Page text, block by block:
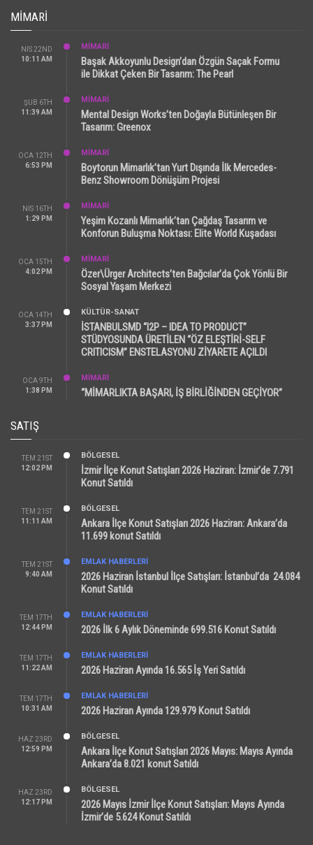
MIMARI
NIS 22ND
10:11 AM
MİMARİ
Başak Akkoyunlu Design’dan Özgün Saçak Formu
ile Dikkat Çeken Bir Tasarım: The Pearl
ŞUB 6TH
11:39 AM
MİMARİ
Mental Design Works’ten Doğayla Bütünleşen Bir
Tasarım: Greenox
OCA 12TH
6:53 PM
MİMARİ
Boytorun Mimarlık’tan Yurt Dışında İlk Mercedes-
Benz Showroom Dönüşüm Projesi
NIS 16TH
1:29 PM
MİMARİ
Yeşim Kozanlı Mimarlık’tan Çağdaş Tasarım ve
Konforun Buluşma Noktası: Elite World Kuşadası
OCA 15TH
4:02 PM
MİMARİ
Özer\Ürger Architects’ten Bağcılar’da Çok Yönlü Bir
Sosyal Yaşam Merkezi
OCA 14TH
3:37 PM
KÜLTÜR-SANAT
İSTANBULSMD “I2P – IDEA TO PRODUCT”
STÜDYOSUNDA ÜRETİLEN “ÖZ ELEŞTİRİ-SELF
CRITICISM” ENSTELASYONU ZİYARETE AÇILDI
OCA 9TH
1:38 PM
MİMARİ
“MİMARLIKTA BAŞARI, İŞ BİRLİĞİNDEN GEÇİYOR”
SATIŞ
TEM 21ST
12:02 PM
BÖLGESEL
İzmir İlçe Konut Satışları 2026 Haziran: İzmir’de 7.791
Konut Satıldı
TEM 21ST
11:11 AM
BÖLGESEL
Ankara İlçe Konut Satışları 2026 Haziran: Ankara’da
11.699 konut Satıldı
TEM 21ST
9:40 AM
EMLAK HABERLERI
2026 Haziran İstanbul İlçe Satışları: İstanbul’da 24.084
Konut Satıldı
TEM 17TH
12:44 PM
EMLAK HABERLERI
2026 İlk 6 Aylık Döneminde 699.516 Konut Satıldı
TEM 17TH
11:22 AM
EMLAK HABERLERI
2026 Haziran Ayında 16.565 İş Yeri Satıldı
TEM 17TH
10:31 AM
EMLAK HABERLERI
2026 Haziran Ayında 129.979 Konut Satıldı
HAZ 23RD
12:59 PM
BÖLGESEL
Ankara İlçe Konut Satışları 2026 Mayıs: Mayıs Ayında
Ankara’da 8.021 konut Satıldı
HAZ 23RD
12:17 PM
BÖLGESEL
2026 Mayıs İzmir İlçe Konut Satışları: Mayıs Ayında
İzmir’de 5.624 Konut Satıldı